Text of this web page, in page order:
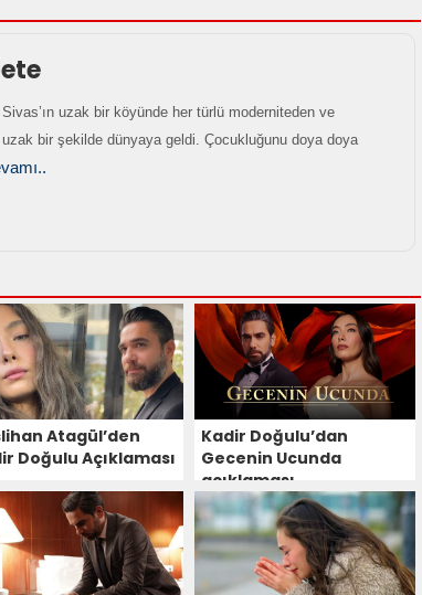
Sivas’ın uzak bir köyünde her türlü moderniteden ve
uzak bir şekilde dünyaya geldi. Çocukluğunu doya doya
Atagül’den
Doğulu Açıklaması
Kadir Doğulu’dan
Gecenin Ucunda
açıklaması